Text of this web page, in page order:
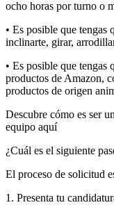
ocho horas por turno o
• Es posible que tengas
inclinarte, girar,
• Es posible que tengas
productos de Amazon,
productos de origen
Descubre cómo es ser
equipo aquí
¿Cuál es el siguiente
El proceso de solicitud
1. Presenta tu